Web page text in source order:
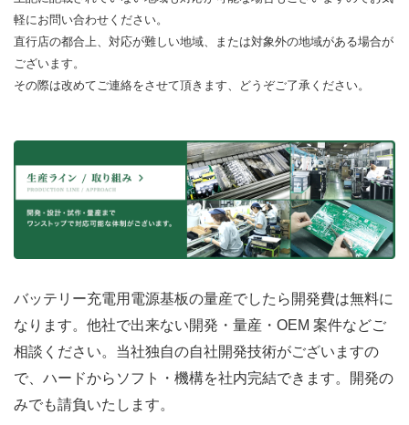
軽にお問い合わせください。
直行店の都合上、対応が難しい地域、または対象外の地域がある場合が
ございます。
その際は改めてご連絡をさせて頂きます、どうぞご了承ください。
バッテリー充電用電源基板の量産でしたら開発費は無料に
なります。他社で出来ない開発・量産・OEM 案件などご
相談ください。当社独自の自社開発技術がございますの
で、ハードからソフト・機構を社内完結できます。開発の
みでも請負いたします。